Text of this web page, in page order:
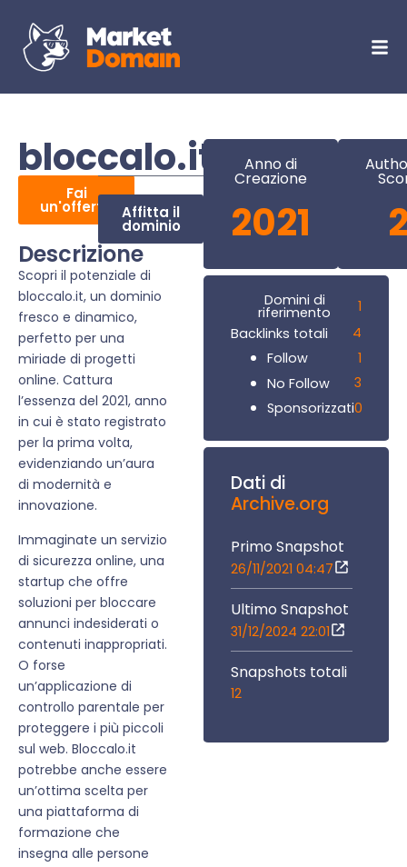
bloccalo.it
Fai
un'offerta Affitta il
dominio
Descrizione
Scopri il potenziale di
bloccalo.it, un dominio
fresco e dinamico,
perfetto per una
miriade di progetti
online. Cattura
l’essenza del 2021, anno
in cui è stato registrato
per la prima volta,
evidenziando un’aura
di modernità e
innovazione.
Immaginate un servizio
di sicurezza online, una
startup che offre
soluzioni per bloccare
annunci indesiderati o
contenuti inappropriati.
O forse
un’applicazione di
controllo parentale per
proteggere i più piccoli
sul web. Bloccalo.it
potrebbe anche essere
un’ottima scelta per
una piattaforma di
formazione che
insegna alle persone
Anno di
Creazione
2021
Domini di
riferimento
1
Backlinks totali
4
Follow
1
No Follow
3
Sponsorizzati0
Dati di
Archive.org
Primo Snapshot
26/11/2021 04:47
Ultimo Snapshot
31/12/2024 22:01
Snapshots totali
12